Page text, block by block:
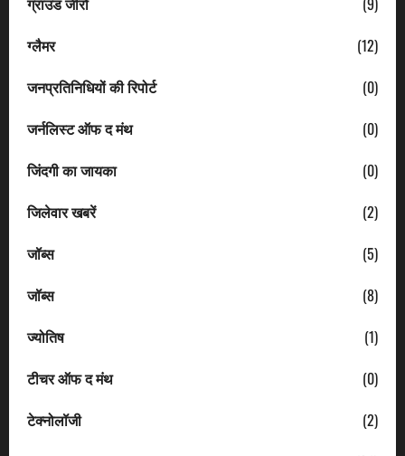
ग्लैमर
(12)
जनप्रतिनिधियों की रिपोर्ट
(0)
जर्नलिस्ट ऑफ द मंथ
(0)
जिंदगी का जायका
(0)
जिलेवार खबरें
(2)
जॉब्स
(5)
जॉब्स
(8)
ज्योतिष
(1)
टीचर ऑफ द मंथ
(0)
टेक्नोलॉजी
(2)